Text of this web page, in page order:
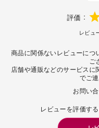
評価
レビュ
商品に関係ないレビューに
ご
店舗や通販などのサービスに
でご
お問い
レビューを評価す